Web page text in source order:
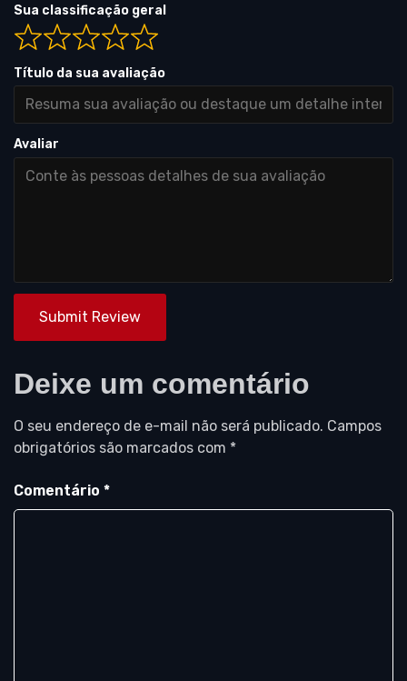
Sua classificação geral
Título da sua avaliação
Avaliar
Submit Review
Deixe um comentário
O seu endereço de e-mail não será publicado. Campos
obrigatórios são marcados com *
Comentário *